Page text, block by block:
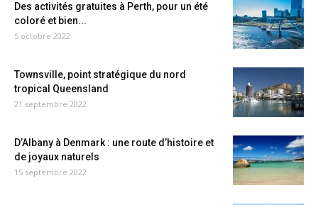
Des activités gratuites à Perth, pour un été
coloré et bien...
5 octobre 2022
Townsville, point stratégique du nord
tropical Queensland
21 septembre 2022
D’Albany à Denmark : une route d’histoire et
de joyaux naturels
15 septembre 2022